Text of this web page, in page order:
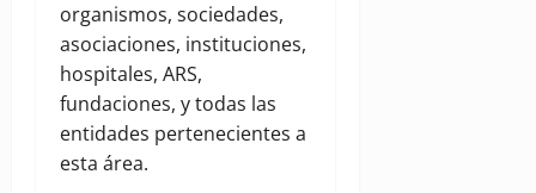
organismos, sociedades,
asociaciones, instituciones,
hospitales, ARS,
fundaciones, y todas las
entidades pertenecientes a
esta área.